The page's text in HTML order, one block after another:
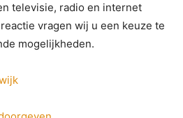
televisie, radio en internet
vragen wij u een keuze te
mogelijkheden.